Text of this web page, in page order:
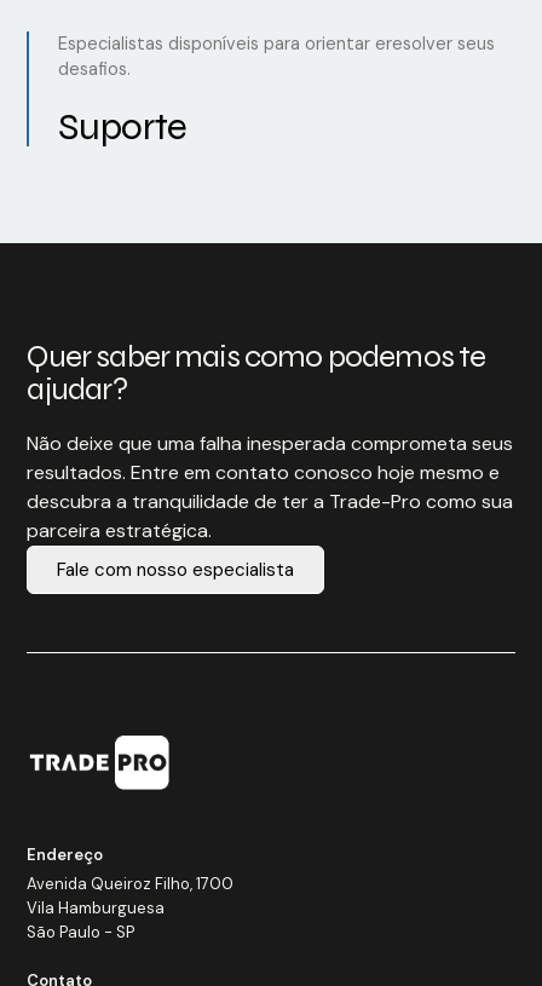
Especialistas disponíveis para orientar eresolver seus
desafios.
Suporte
Quer saber mais como podemos te
ajudar?
Não deixe que uma falha inesperada comprometa seus
resultados. Entre em contato conosco hoje mesmo e
descubra a tranquilidade de ter a Trade-Pro como sua
parceira estratégica.
Fale com nosso especialista
Endereço
Avenida Queiroz Filho, 1700
Vila Hamburguesa
São Paulo - SP
Contato